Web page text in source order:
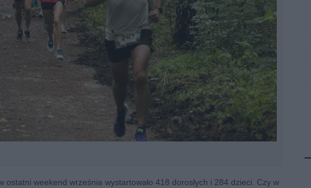
ostatni weekend września wystartowało 418 dorosłych i 284 dzieci. Czy w